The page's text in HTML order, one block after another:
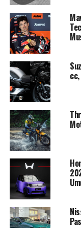
HSTC bekerja
roda dan secara
roda belakang
akselerasi tetap
mudah selip,
berpasir, atau
Manfaatnya
tertentu,
roda belakang
mendahului roda
dijaga tetap
mengikuti arah
percaya diri.